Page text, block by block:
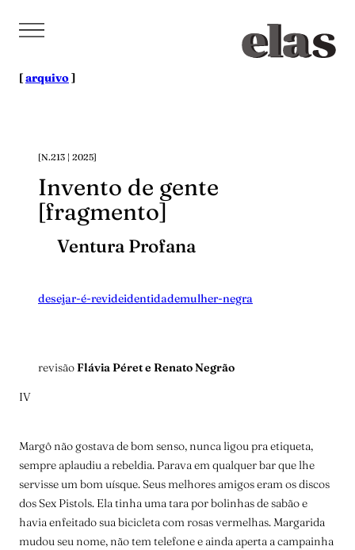
para
[arquivo]
[N.213 | 2025]
Invento de gente
[fragmento]
Ventura Profana
desejar-é-revideidentidademulher-negra
revisãoFlávia Péret e Renato Negrão
IV
Margô não gostava de bom senso, nunca ligou pra etiqueta,
sempre aplaudiu a rebeldia. Parava em qualquer bar que lhe
servisse um bom uísque. Seus melhores amigos eram os discos
dos Sex Pistols. Ela tinha uma tara por bolinhas de sabão e
havia enfeitado sua bicicleta com rosas vermelhas. Margarida
mudou seu nome, não tem telefone e ainda aperta a campainha